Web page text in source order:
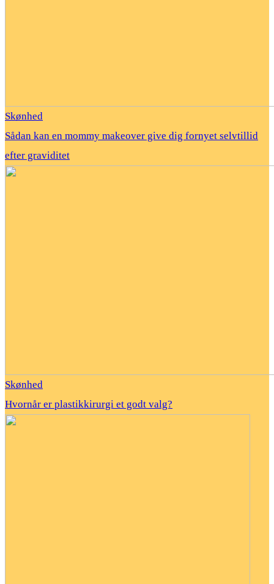
Skønhed
Sådan kan en mommy makeover give dig fornyet selvtillid
efter graviditet
Skønhed
Hvornår er plastikkirurgi et godt valg?